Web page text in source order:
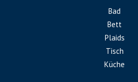
Bad
Bett
Plaids
Tisch
Küche